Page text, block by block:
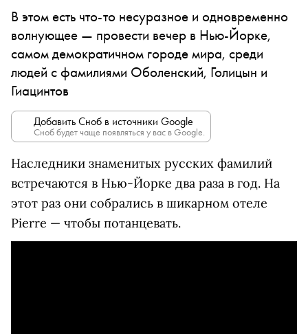
В этом есть что-то несуразное и одновременно
волнующее — провести вечер в Нью-Йорке,
самом демократичном городе мира, среди
людей с фамилиями Оболенский, Голицын и
Гиацинтов
Добавить Сноб в источники Google
Сноб будет чаще появляться у вас в Google.
Наследники знаменитых русских фамилий
встречаются в Нью-Йорке два раза в год. На
этот раз они собрались в шикарном отеле
Pierre — чтобы потанцевать.